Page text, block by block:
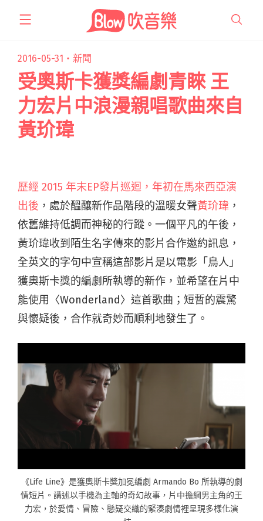
2016-05-31・ 新聞
受奧斯卡獲獎編劇青睞 王
力宏片中浪漫親唱歌曲來自
黃玠瑋
歷經 2015 年末EP發片巡迴 ，年初在馬來西亞演
出後 ，處於醞釀新作品階段的溫暖女聲黃玠瑋 ，
依舊維持低調而神秘的行蹤。一個平凡的午後，
黃玠瑋收到陌生名字傳來的影片合作邀約訊息，
全英文的字句中宣稱這部影片是以電影「鳥人」
獲奧斯卡獎的編劇所執導的新作，並希望在片中
能使用〈Wonderland〉 這首歌曲；短暫的震驚
與懷疑後，合作就奇妙而順利地發生了。
《Life Line》是獲奧斯卡獎加冕編劇 Armando Bo 所執導的劇
情短片。講述以手機為主軸的奇幻故事，片中擔綱男主角的王
力宏，於愛情、冒險、懸疑交織的緊湊劇情裡呈現多樣化演